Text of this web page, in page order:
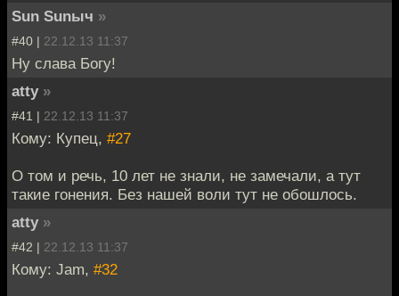
Sun Sunыч »
#40 | 22.12.13 11:37
Ну слава Богу!
atty »
#41 | 22.12.13 11:37
Кому: Купец, #27
О том и речь, 10 лет не знали, не замечали, а тут
такие гонения. Без нашей воли тут не обошлось.
atty »
#42 | 22.12.13 11:37
Кому: Jam, #32